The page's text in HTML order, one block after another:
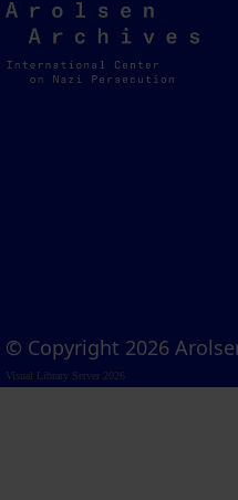
Arolsen
Archives
© Copyright 2026
Visual Library Server 2026